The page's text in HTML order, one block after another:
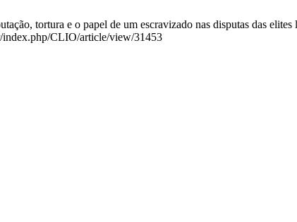
tortura e o papel de um escravizado nas disputas das
index.php/CLIO/article/view/31453